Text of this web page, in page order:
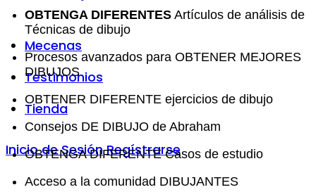
Mecenas
Testimonios
Tienda
Inicio de Sesión Regístrarse
OBTENGA DIFERENTES Artículos de análisis de
Técnicas de dibujo
Procesos avanzados para OBTENER MEJORES
DIBUJOS
OBTENER DIFERENTE ejercicios de dibujo
Consejos DE DIBUJO de Abraham
OBTENGA DIFERENTE Casos de estudio
Acceso a la comunidad DIBUJANTES